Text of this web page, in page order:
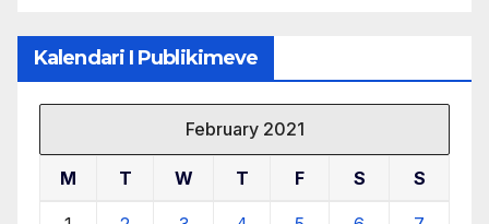
Kalendari I Publikimeve
February 2021
M T W T F S S